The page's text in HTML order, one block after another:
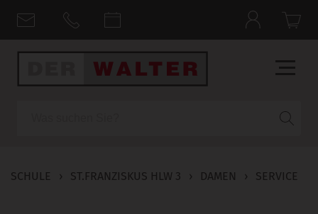
SCHULE › ST.FRANZISKUS HLW 3 › DAMEN › SERVICE